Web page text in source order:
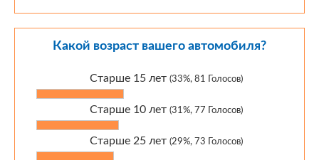
Какой возраст вашего автомобиля?
Старше 15 лет (33%, 81 Голосов)
Старше 10 лет (31%, 77 Голосов)
Старше 25 лет (29%, 73 Голосов)